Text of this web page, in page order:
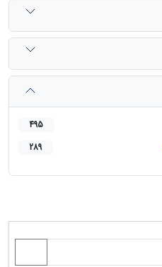
495
289